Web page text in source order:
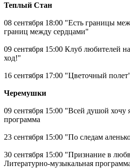
Теплый Стан
08 сентября 18:00 "Есть границы
границ между сердцами"
09 сентября 15:00 Клуб любителей
ход!"
16 сентября 17:00 "Цветочный
Черемушки
09 сентября 15:00 "Всей душой хочу
программа
23 сентября 15:00 "По следам
30 сентября 15:00 "Признание в
Литературно-музыкальная